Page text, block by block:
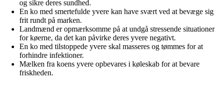
og sikre deres sundhed.
En ko med smertefulde yvere kan have svært ved at bevæge sig
frit rundt på marken.
Landmænd er opmærksomme på at undgå stressende situationer
for køerne, da det kan påvirke deres yvere negativt.
En ko med tilstoppede yvere skal masseres og tømmes for at
forhindre infektioner.
Mælken fra koens yvere opbevares i køleskab for at bevare
friskheden.